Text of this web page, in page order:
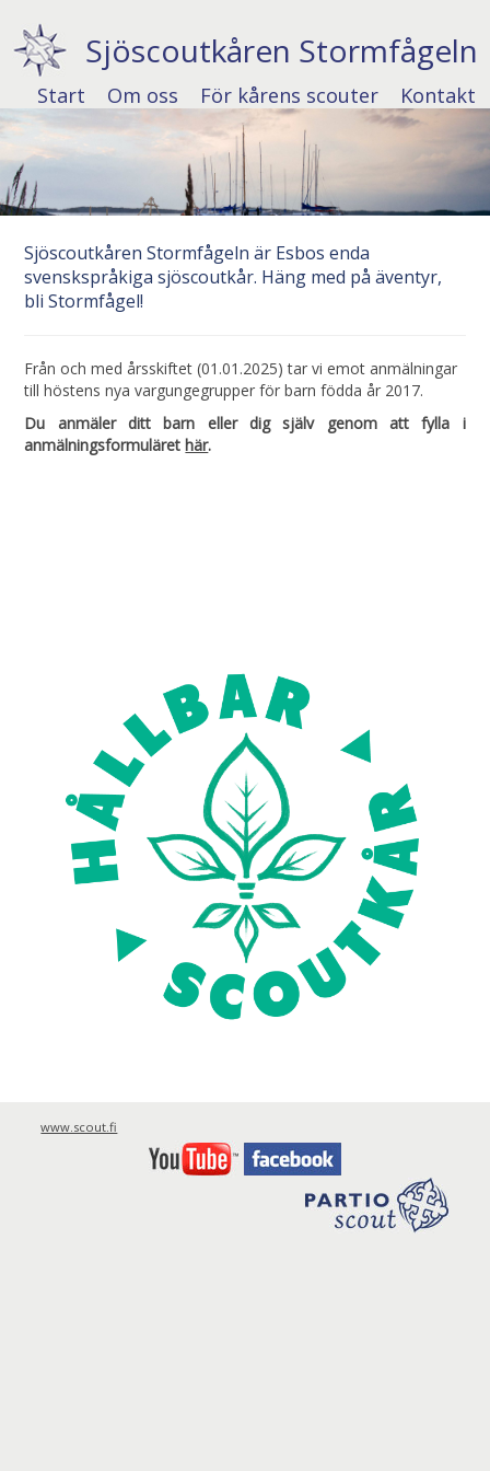
Sjöscoutkåren Stormfågeln
Start Om oss För kårens scouter Kontakt
Sjöscoutkåren Stormfågeln är Esbos enda
svenskspråkiga sjöscoutkår. Häng med på äventyr,
bli Stormfågel!
Från och med årsskiftet (01.01.2025) tar vi emot anmälningar
till höstens nya vargungegrupper för barn födda år 2017.
Du anmäler ditt barn eller dig själv genom att fylla i
anmälningsformulärethär.
www.scout.fi